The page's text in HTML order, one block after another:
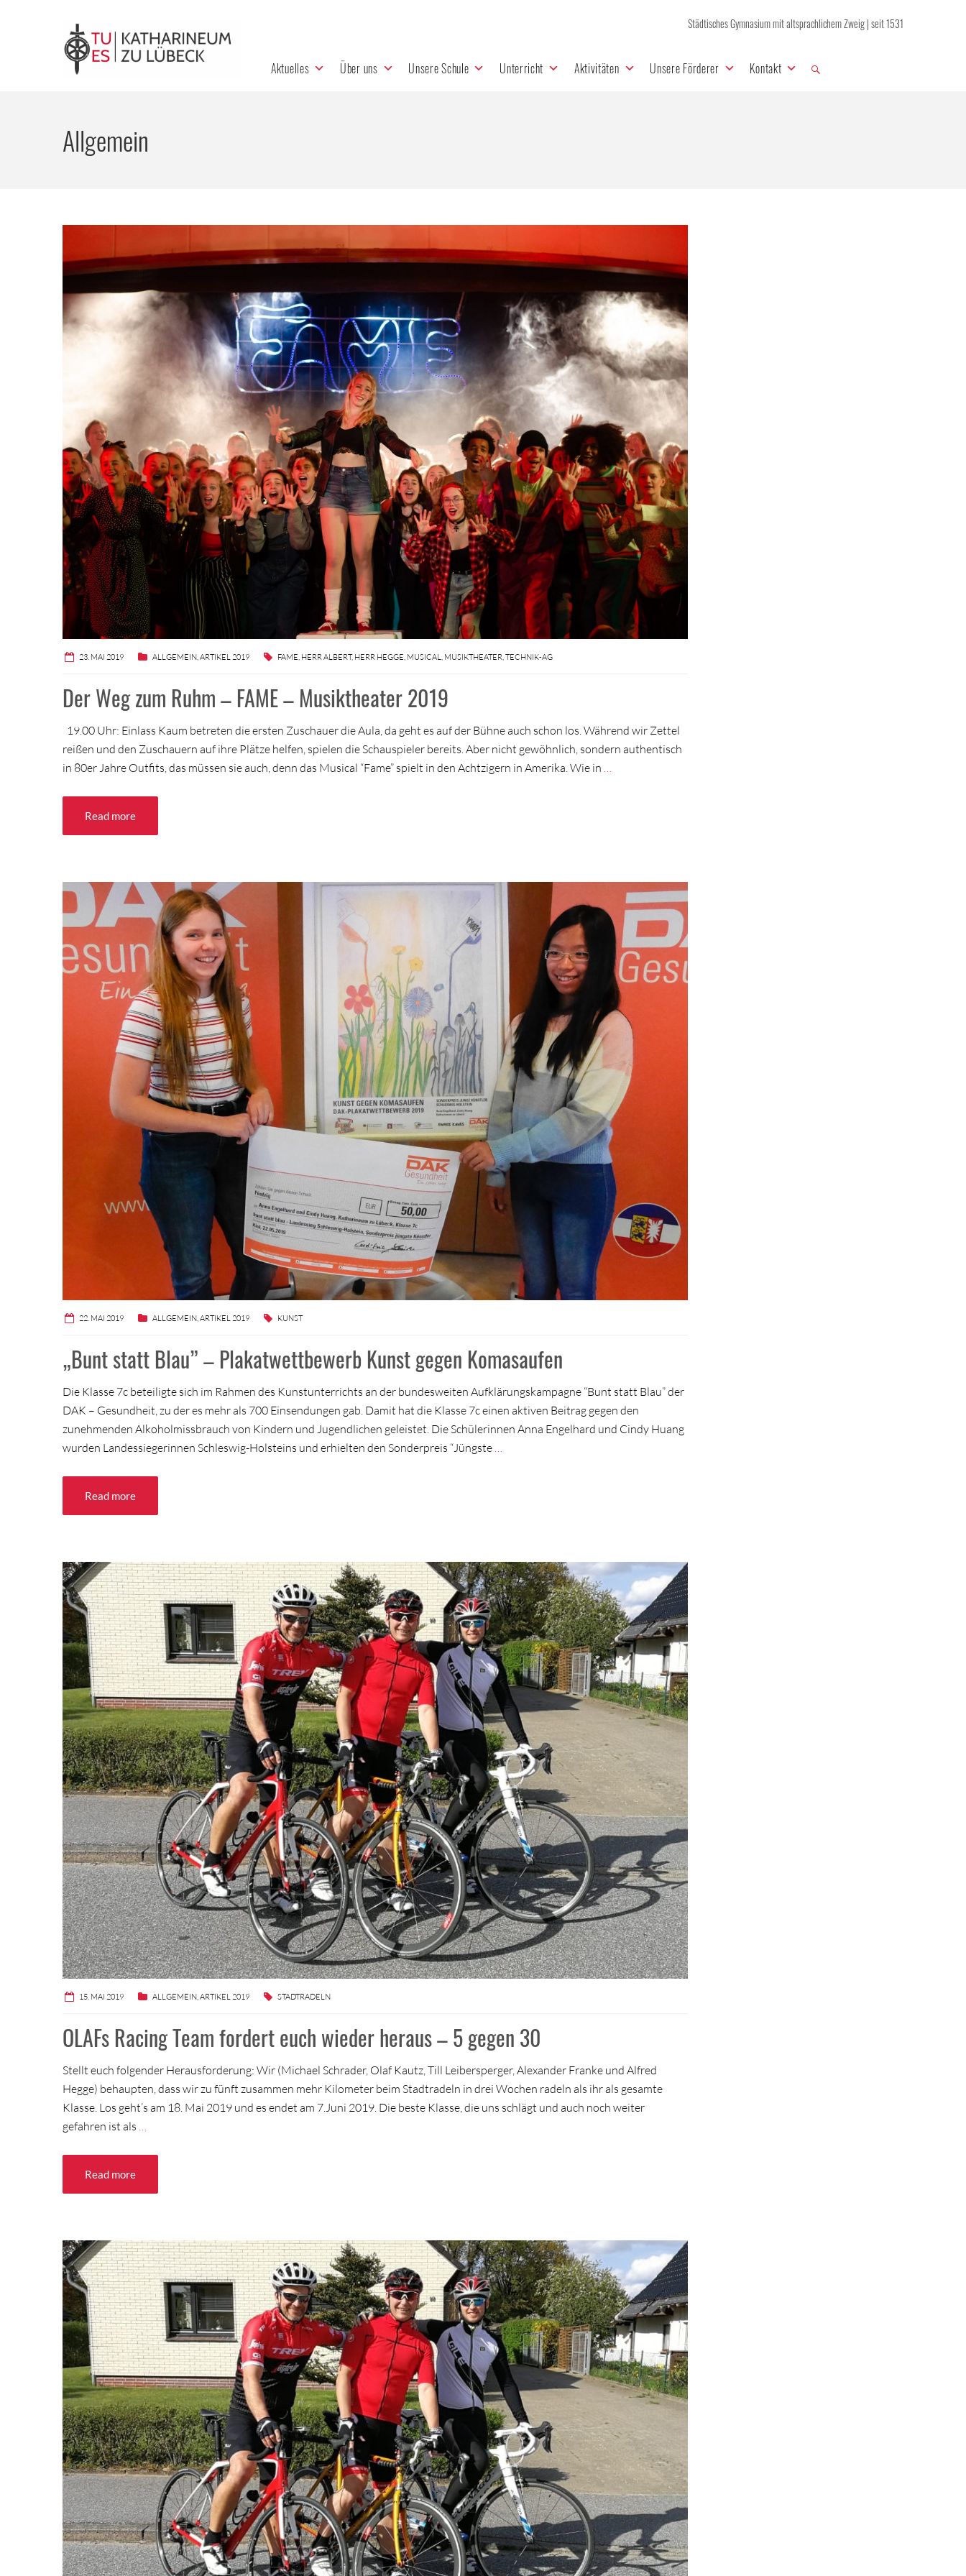
Städtisches Gymnasium mit altsprachlichem Zweig | seit 1531
Aktuelles Über uns Unsere Schule Unterricht Aktivitäten Unsere Förderer Kontakt
Allgemein
23. MAI 2019 ALLGEMEIN,ARTIKEL 2019 FAME, HERR ALBERT, HERR HEGGE, MUSICAL, MUSIKTHEATER,TECHNIK-AG
Der Weg zum Ruhm – FAME – Musiktheater 2019
19.00 Uhr: Einlass Kaum betreten die ersten Zuschauer die Aula, da geht es auf der Bühne auch schon los. Während wir Zettel
reißen und den Zuschauern auf ihre Plätze helfen, spielen die Schauspieler bereits. Aber nicht gewöhnlich, sondern authentisch
in 80er Jahre Outfits, das müssen sie auch, denn das Musical “Fame” spielt in den Achtzigern in Amerika. Wie in …
Read more
22. MAI 2019 ALLGEMEIN ARTIKEL 2019 KUNST
„Bunt statt Blau” – Plakatwettbewerb Kunst gegen Komasaufen
Die Klasse 7c beteiligte sich im Rahmen des Kunstunterrichts an der bundesweiten Aufklärungskampagne “Bunt statt Blau” der
DAK – Gesundheit, zu der es mehr als 700 Einsendungen gab. Damit hat die Klasse 7c einen aktiven Beitrag gegen den
zunehmenden Alkoholmissbrauch von Kindern und Jugendlichen geleistet. Die Schülerinnen Anna Engelhard und Cindy Huang
wurden Landessiegerinnen Schleswig-Holsteins und erhielten den Sonderpreis “Jüngste
Read more
15. MAI 2019 ALLGEMEIN ARTIKEL 2019 STADTRADELN
OLAFs Racing Team fordert euch wieder heraus – 5 gegen 30
Stellt euch folgender Herausforderung: Wir (Michael Schrader, Olaf Kautz, Till Leibersperger, Alexander Franke und Alfred
Hegge) behaupten, dass wir zu fünft zusammen mehr Kilometer beim Stadtradeln in drei Wochen radeln als ihr als gesamte
Klasse. Los geht’s am 18. Mai 2019 und es endet am 7.Juni 2019. Die beste Klasse, die uns schlägt und auch noch weiter
gefahren ist als
Read more